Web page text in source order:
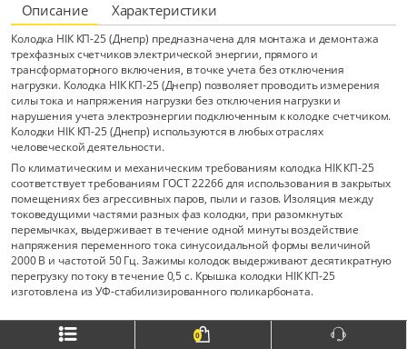
Описание Характеристики
Колодка НІК КП-25 (Днепр) предназначена для монтажа и демонтажа
трехфазных счетчиков электрической энергии, прямого и
трансформаторного включения, в точке учета без отключения
нагрузки. Колодка НІК КП-25 (Днепр) позволяет проводить измерения
силы тока и напряжения нагрузки без отключения нагрузки и
нарушения учета электроэнергии подключенным к колодке счетчиком.
Колодки НІК КП-25 (Днепр) используются в любых отраслях
человеческой деятельности.
По климатическим и механическим требованиям колодка НІК КП-25
соответствует требованиям ГОСТ 22266 для использования в закрытых
помещениях без агрессивных паров, пыли и газов. Изоляция между
токоведущими частями разных фаз колодки, при разомкнутых
перемычках, выдерживает в течение одной минуты воздействие
напряжения переменного тока синусоидальной формы величиной
2000 В и частотой 50 Гц. Зажимы колодок выдерживают десятикратную
перегрузку по току в течение 0,5 с. Крышка колодки НІК КП-25
изготовлена из УФ-стабилизированного поликарбоната.
0